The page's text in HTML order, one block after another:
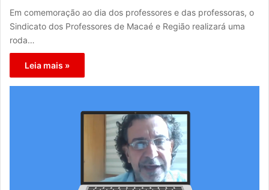
Em comemoração ao dia dos professores e das professoras, o
Sindicato dos Professores de Macaé e Região realizará uma
roda…
Leia mais »